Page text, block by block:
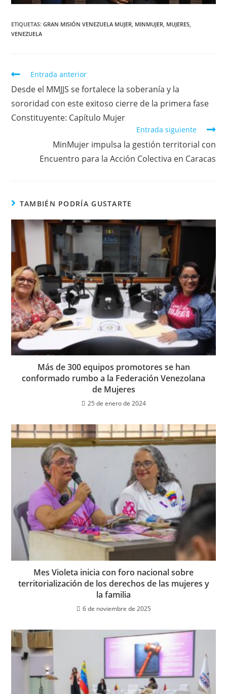
ETIQUETAS:GRAN MISIÓN VENEZUELA MUJER MINMUJER MUJERES
VENEZUELA
Entrada anterior
Desde el MMJJS se fortalece la soberanía y la
sororidad con este exitoso cierre de la primera fase
Constituyente: Capítulo Mujer
Entrada siguiente
MinMujer impulsa la gestión territorial con
Encuentro para la Acción Colectiva en Caracas
TAMBIÉN PODRÍA GUSTARTE
Más de 300 equipos promotores se han
conformado rumbo a la Federación Venezolana
de Mujeres
25 de enero de 2024
Mes Violeta inicia con foro nacional sobre
territorialización de los derechos de las mujeres y
la familia
6 de noviembre de 2025